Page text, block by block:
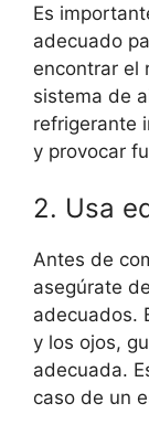
Es
adecuado
encontrar el
sistema de
refrigerante
y provocar
2. Usa
Antes de
asegúrate
adecuados.
y los ojos,
adecuada.
caso de un